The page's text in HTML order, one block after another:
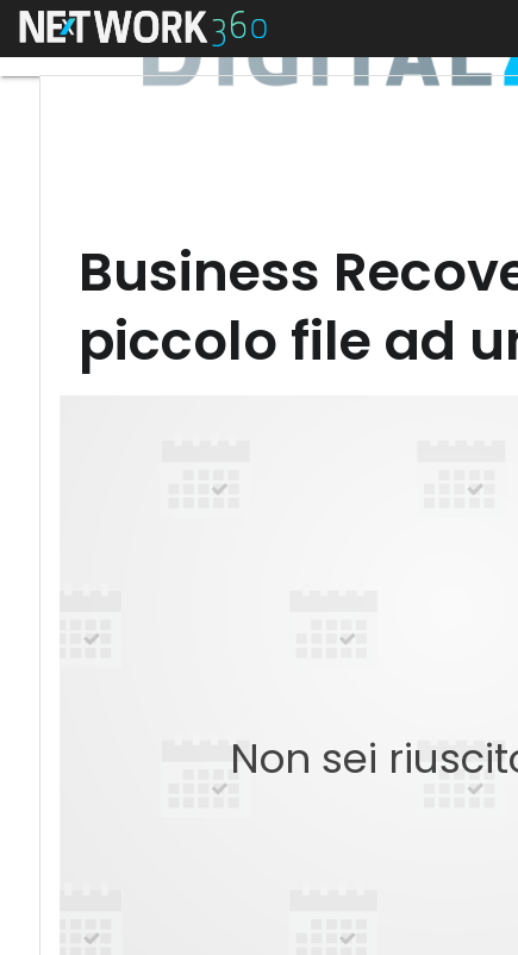
Menu
Business
piccolo file ad
Non sei